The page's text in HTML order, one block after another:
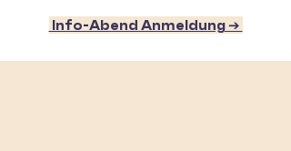
Info-Abend Anmeldung ➔